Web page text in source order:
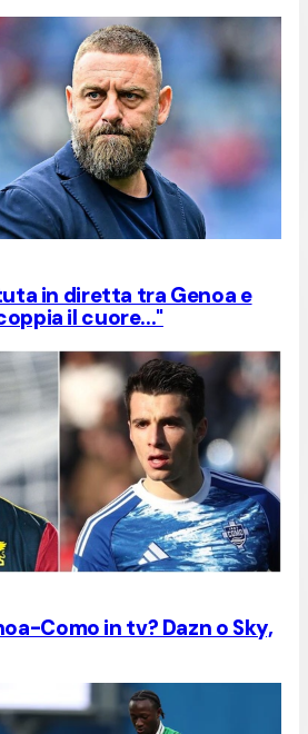
in diretta tra Genoa e
il cuore..."
Como in tv? Dazn o Sky,